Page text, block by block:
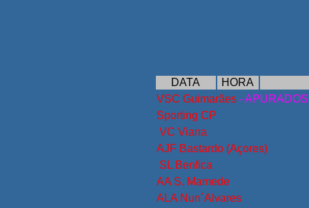
DATA
HORA
VSC Guimarães- APURADOS
Sporting CP
VC Viana
AJF Bastardo (Açores)
SL Benfica
AA S. Mamede
ALA Nun´Alvares